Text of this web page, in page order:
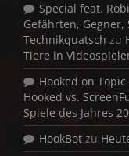
Special feat.
Gefährten, Gegner,
Technikquatsch zu
Tiere in
Hooked on
Hooked vs.
Spiele des Jahres
HookBot zu